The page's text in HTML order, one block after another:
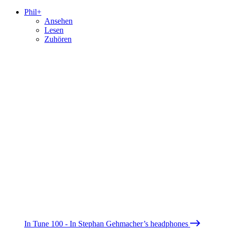
Phil+
Ansehen
Lesen
Zuhören
In Tune 100 - In Stephan Gehmacher’s headphones